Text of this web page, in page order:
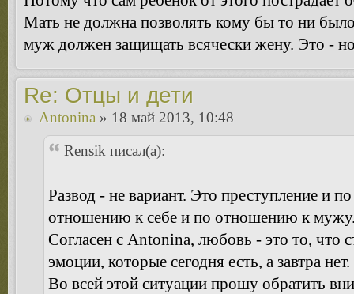
Мать не должна позволять кому бы то ни
муж должен защищать всячески жену. Это -
Re: Отцы и дети
Antonina » 18 май 2013, 10:48
Rensik писал(а):
Развод - не вариант. Это преступление и
отношению к себе и по отношению к
Согласен с Antonina, любовь - это то, что
эмоции, которые сегодня есть, а завтра нет.
Во всей этой ситуации прошу обратить